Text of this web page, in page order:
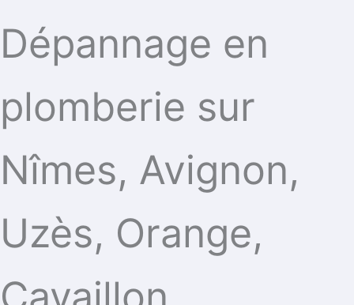
Dépannage en
plomberie sur
Nîmes, Avignon,
Uzès, Orange,